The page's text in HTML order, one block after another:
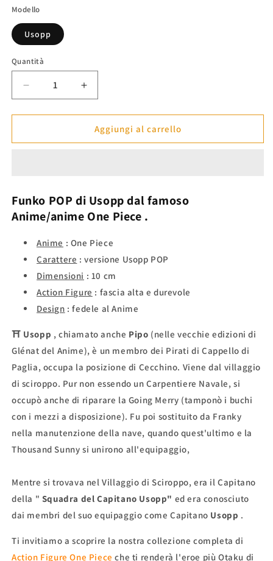
di
listino
Modello
Usopp
Quantità
Diminuisci
quantità
per
POP
Aumenta
quantità
per
Funko
POP
Piece™
Aggiungi al carrello
Funko POP di Usopp dal famoso
Anime/anime One Piece .
Anime : One Piece
Carattere : versione Usopp POP
Dimensioni : 10 cm
Action Figure : fascia alta e durevole
Design : fedele al Anime
⛩ Usopp , chiamato anche Pipo (nelle vecchie edizioni di
Glénat del Anime), è un membro dei Pirati di Cappello di
Paglia, occupa la posizione di Cecchino. Viene dal villaggio
di sciroppo. Pur non essendo un Carpentiere Navale, si
occupò anche di riparare la Going Merry (tamponò i buchi
con i mezzi a disposizione). Fu poi sostituito da Franky
nella manutenzione della nave, quando quest'ultimo e la
Thousand Sunny si unirono all'equipaggio,
Mentre si trovava nel Villaggio di Sciroppo, era il Capitano
della " Squadra del Capitano Usopp" ed era conosciuto
dai membri del suo equipaggio come Capitano Usopp .
Ti invitiamo a scoprire la nostra collezione completa di
Action Figure One Piece che ti renderà l'eroe più Otaku di